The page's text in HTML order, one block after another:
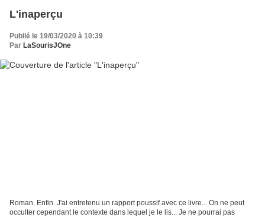
L'inaperçu
Publié le 19/03/2020 à 10:39
Par LaSourisJOne
Roman. Enfin. J'ai entretenu un rapport poussif avec ce livre... On ne peut
occulter cependant le contexte dans lequel je le lis... Je ne pourrai pas